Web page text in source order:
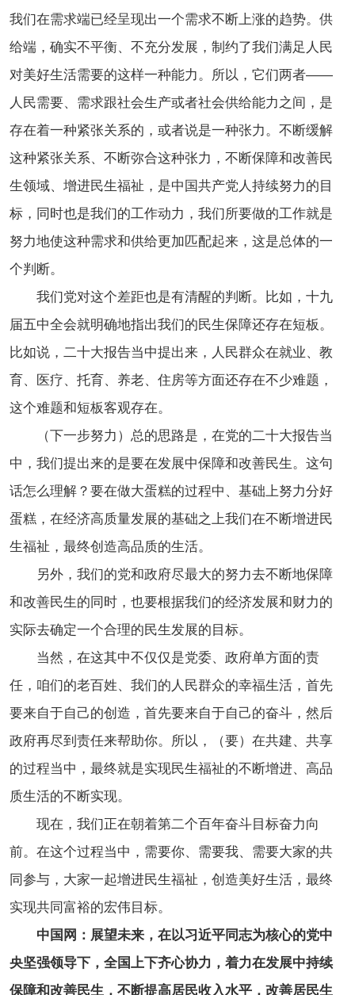
我们在需求端已经呈现出一个需求不断上涨的趋势。供
给端，确实不平衡、不充分发展，制约了我们满足人民
对美好生活需要的这样一种能力。所以，它们两者——
人民需要、需求跟社会生产或者社会供给能力之间，是
存在着一种紧张关系的，或者说是一种张力。不断缓解
这种紧张关系、不断弥合这种张力，不断保障和改善民
生领域、增进民生福祉，是中国共产党人持续努力的目
标，同时也是我们的工作动力，我们所要做的工作就是
努力地使这种需求和供给更加匹配起来，这是总体的一
个判断。
我们党对这个差距也是有清醒的判断。比如，十九
届五中全会就明确地指出我们的民生保障还存在短板。
比如说，二十大报告当中提出来，人民群众在就业、教
育、医疗、托育、养老、住房等方面还存在不少难题，
这个难题和短板客观存在。
（下一步努力）总的思路是，在党的二十大报告当
中，我们提出来的是要在发展中保障和改善民生。这句
话怎么理解？要在做大蛋糕的过程中、基础上努力分好
蛋糕，在经济高质量发展的基础之上我们在不断增进民
生福祉，最终创造高品质的生活。
另外，我们的党和政府尽最大的努力去不断地保障
和改善民生的同时，也要根据我们的经济发展和财力的
实际去确定一个合理的民生发展的目标。
当然，在这其中不仅仅是党委、政府单方面的责
任，咱们的老百姓、我们的人民群众的幸福生活，首先
要来自于自己的创造，首先要来自于自己的奋斗，然后
政府再尽到责任来帮助你。所以，（要）在共建、共享
的过程当中，最终就是实现民生福祉的不断增进、高品
质生活的不断实现。
现在，我们正在朝着第二个百年奋斗目标奋力向
前。在这个过程当中，需要你、需要我、需要大家的共
同参与，大家一起增进民生福祉，创造美好生活，最终
实现共同富裕的宏伟目标。
中国网：展望未来，在以习近平同志为核心的党中
央坚强领导下，全国上下齐心协力，着力在发展中持续
保障和改善民生，不断提高居民收入水平，改善居民生